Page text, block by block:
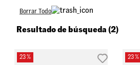
Borrar Todo
Resultado de búsqueda (2)
23 % 23 %